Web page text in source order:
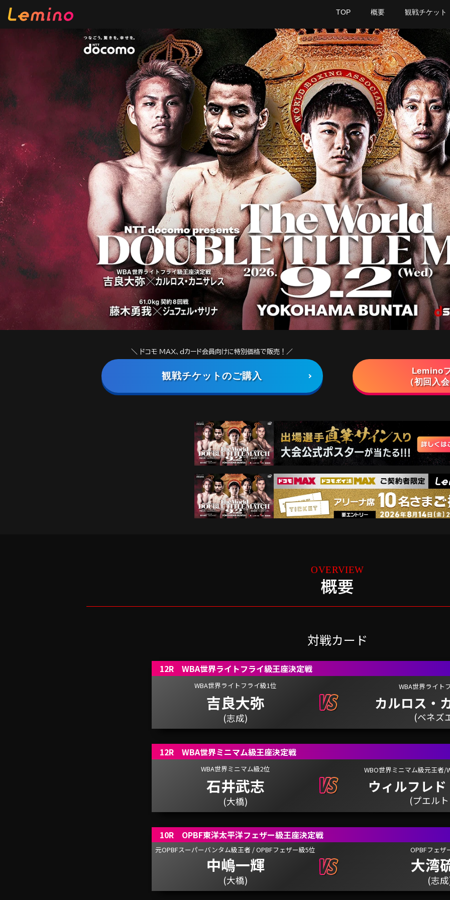
TOP 概要 観戦チケット
＼ ドコモ MAX、dカード会員向けに特別価格で販売！／
観戦チケットのご購入
Lemino
（初回入
概要
対戦カード
12R WBA世界ライトフライ級王座決定戦
WBA世界ライトフライ級1位
吉良大弥
(志成)
WBA世界ライト
カルロス・
(ベネズ
12R WBA世界ミニマム級王座決定戦
WBA世界ミニマム級2位
石井武志
(大橋)
WBO世界ミニマム級元王者/
ウィルフレ
(プエル
10R OPBF東洋太平洋フェザー級王座決定戦
元OPBFスーパーバンタム級王者 /OPBFフェザー級5位
中嶋一輝
(大橋)
OPBFフェザ
大湾
(志